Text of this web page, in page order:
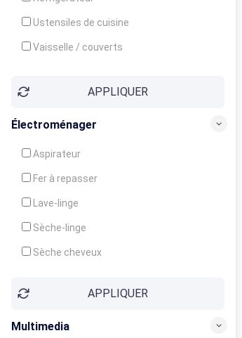
Ustensiles de cuisine
Vaisselle / couverts
Congélateur
APPLIQUER
Électroménager
Aspirateur
Fer à repasser
Lave-linge
Sèche-linge
Sèche cheveux
APPLIQUER
Multimedia